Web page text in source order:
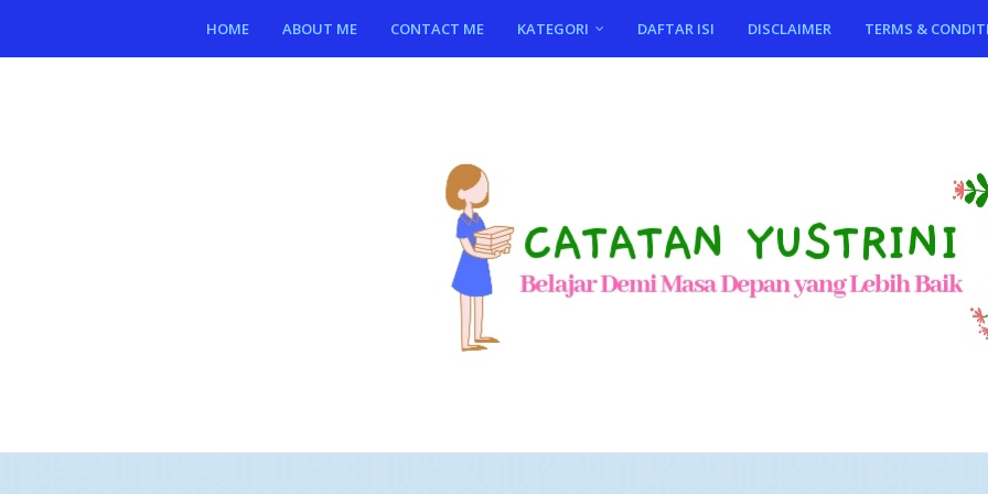
HOME ABOUT ME CONTACT ME KATEGORI DAFTAR ISI DISCLAIMER TERMS &